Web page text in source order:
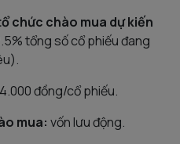
chức chào mua dự kiến
tổng số cổ phiếu đang
đồng/cổ phiếu.
mua: vốn lưu động.